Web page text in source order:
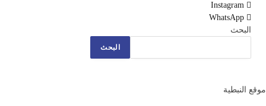
Instagram
WhatsApp
البحث
البحث
موقع النبطية